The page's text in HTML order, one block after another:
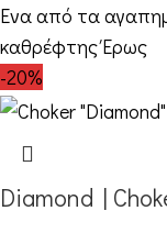
Ένα από τα
καθρέφτης Έρως
-20%
Diamond |